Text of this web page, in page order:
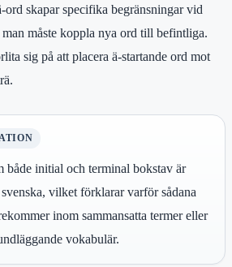
ord skapar specifika begränsningar vid
måste koppla nya ord till befintliga.
sig på att placera ä-startande ord mot
både initial och terminal bokstav är
vilket förklarar varför sådana
inom sammansatta termer eller
vokabulär.